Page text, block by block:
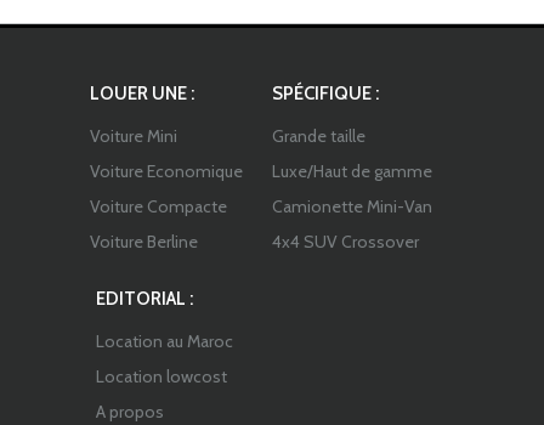
LOUER UNE :
Voiture Mini
Voiture Economique
Voiture Compacte
Voiture Berline
SPÉCIFIQUE :
Grande taille
Luxe/Haut de gamme
Camionette Mini-Van
4x4 SUV Crossover
EDITORIAL :
Location au Maroc
Location lowcost
A propos